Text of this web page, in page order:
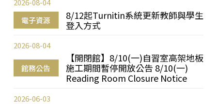
電子資源
8/12起Turnitin系統更新教師與學生
登入方式
2026-08-04
館務公告
【開閉館】8/10(一)自習室高架地板
施工期間暫停開放公告 8/10(一)
Reading Room Closure Notice
2026-08-04
2026-06-03